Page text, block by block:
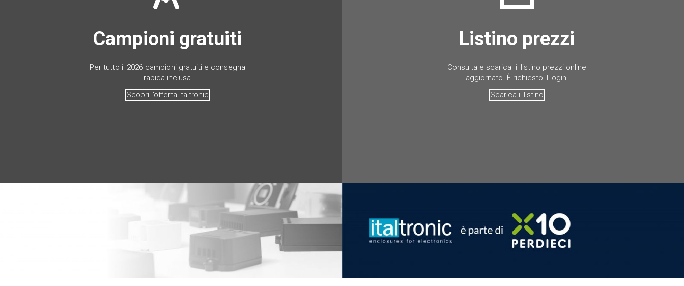
Campioni gratuiti
Per tutto il 2026 campioni gratuiti e consegna
rapida inclusa
Scopri l’offerta Italtronic
Listino prezzi
Consulta e scarica il listino prezzi online
aggiornato. È richiesto il login.
Scarica il listino